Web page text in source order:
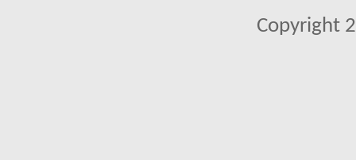
Copyright